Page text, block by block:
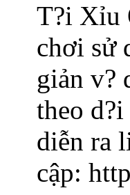
T?i Xỉu
chơi sử
giản v?
theo
diễn ra
cập: